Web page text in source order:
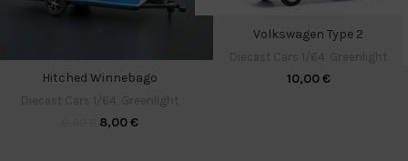
Hitched Winnebago
8,00€
Volkswagen Type 2
10,00€